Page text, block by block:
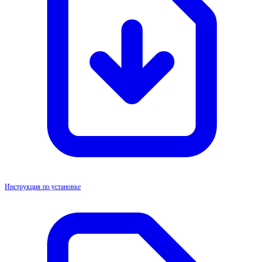
Инструкция по установке